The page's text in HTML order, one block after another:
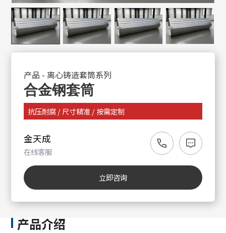
产品 - 离心铸造套筒系列
合金钢套筒
抗压耐腐 / 尺寸精准 / 按需定制
金天成
在线客服
立即咨询
产品介绍